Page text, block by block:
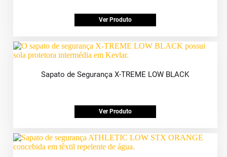
Ver Produto
Sapato de Segurança X-TREME LOW BLACK
Ver Produto